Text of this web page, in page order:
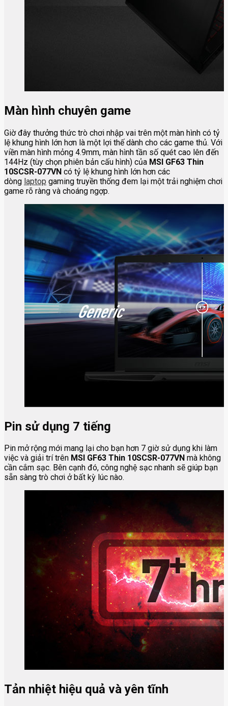
Màn hình chuyên game
Giờ đây thưởng thức trò chơi nhập vai trên một màn hình có tỷ
lệ khung hình lớn hơn là một lợi thế dành cho các game thủ. Với
viền màn hình mỏng 4.9mm, màn hình tần số quét cao lên đến
144Hz (tùy chọn phiên bản cấu hình) của MSI GF63 Thin
10SCSR-077VN có tỷ lệ khung hình lớn hơn các
dòng laptop gaming truyền thống đem lại một trải nghiệm chơi
game rõ ràng và choáng ngợp.
Pin sử dụng 7 tiếng
Pin mở rộng mới mang lại cho bạn hơn 7 giờ sử dụng khi làm
việc và giải trí trên MSI GF63 Thin 10SCSR-077VN mà không
cần cắm sạc. Bên cạnh đó, công nghệ sạc nhanh sẽ giúp bạn
sẵn sàng trò chơi ở bất kỳ lúc nào.
Tản nhiệt hiệu quả và yên tĩnh